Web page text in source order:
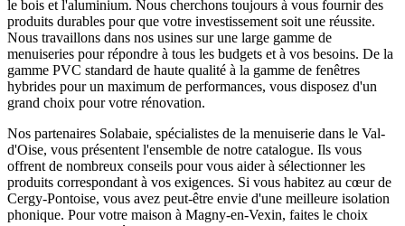
le bois et l'aluminium. Nous cherchons toujours à vous fournir des
produits durables pour que votre investissement soit une réussite.
Nous travaillons dans nos usines sur une large gamme de
menuiseries pour répondre à tous les budgets et à vos besoins. De la
gamme PVC standard de haute qualité à la gamme de fenêtres
hybrides pour un maximum de performances, vous disposez d'un
grand choix pour votre rénovation.
Nos partenaires Solabaie, spécialistes de la menuiserie dans le Val-
d'Oise, vous présentent l'ensemble de notre catalogue. Ils vous
offrent de nombreux conseils pour vous aider à sélectionner les
produits correspondant à vos exigences. Si vous habitez au cœur de
Cergy-Pontoise, vous avez peut-être envie d'une meilleure isolation
phonique. Pour votre maison à Magny-en-Vexin, faites le choix